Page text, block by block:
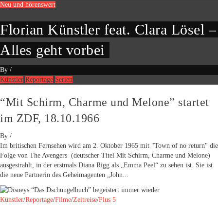
Neu und hörenswert
Florian Künstler feat. Clara Lösel –
Alles geht vorbei
By /
Künstler Reportage Serien
“Mit Schirm, Charme und Melone” startet
im ZDF, 18.10.1966
By /
Im britischen Fernsehen wird am 2. Oktober 1965 mit "Town of no return" die
Folge von The Avengers (deutscher Titel Mit Schirm, Charme und Melone)
ausgestrahlt, in der erstmals Diana Rigg als „Emma Peel“ zu sehen ist. Sie ist
die neue Partnerin des Geheimagenten „John...
Künstler/Reportage/Filme/Zeitreise/Plus 5